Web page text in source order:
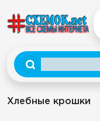
Хлебные крошки